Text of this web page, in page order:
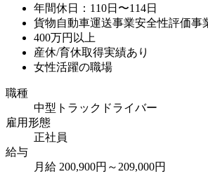
年間休日：110日〜114日
貨物自動車運送事業安全性評価事
400万円以上
産休/育休取得実績あり
女性活躍の職場
職種
中型トラックドライバー
雇用形態
正社員
給与
月給 200,900円～209,000円